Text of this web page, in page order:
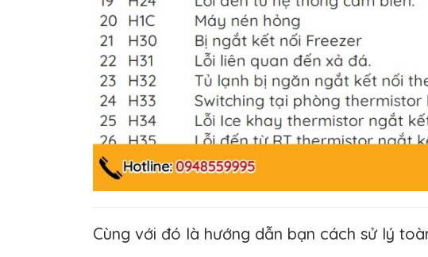
Cùng với đó là hướng dẫn bạn cách sử lý